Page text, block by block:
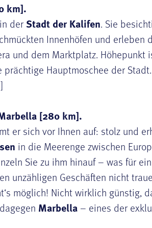
km].
derStadt der Kalifen. Sie
Innenhöfen und erleben
und dem Marktplatz. Höhepunkt
prächtige Hauptmoschee der
[280 km].
er sich vor Ihnen auf: stolz und
in die Meerenge zwischen
Sie zu ihm hinauf – was für
unzähligen Geschäften nicht
möglich! Nicht wirklich günstig,
Marbella – eines der